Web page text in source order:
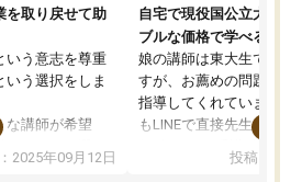
を取り戻せて助
いう意志を尊重
いう選択をしま
な講師が希望
するかなど選ぶ
2025年09月12日
自宅で現役国公立大学生
ブルな価格で学べる
娘の講師は東大生では無
すが、お薦めの問題集や
指導してくれています。
もLINEで直接先生に質問
めれるので、個人に合
投稿日：